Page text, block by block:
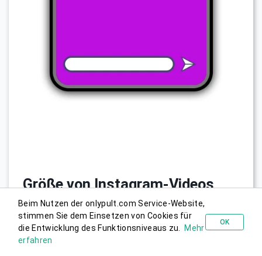
Größe von Instagram-Videos
Um ein perfektes Instagram-Video zu erstellen, müssen
Sie die Besonderheiten der Plattform berücksichtigen.
Wenn Ihnen dies klar ist, können Sie unseren Leitfaden,
wie man ein Video auf Instagram veröffentlicht
Beim Nutzen der onlypult.com Service-Website,
stimmen Sie dem Einsetzen von Cookies für
die Entwicklung des Funktionsniveaus zu. Mehr
erfahren
OK
Kostenlos probieren